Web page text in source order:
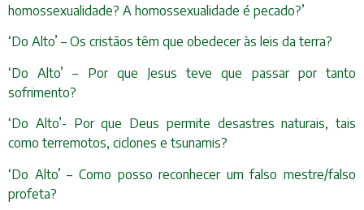
homossexualidade? A homossexualidade é pecado?’
‘Do Alto’ – Os cristãos têm que obedecer às leis da terra?
‘Do Alto’ – Por que Jesus teve que passar por tanto
sofrimento?
‘Do Alto’- Por que Deus permite desastres naturais, tais
como terremotos, ciclones e tsunamis?
‘Do Alto’ – Como posso reconhecer um falso mestre/falso
profeta?